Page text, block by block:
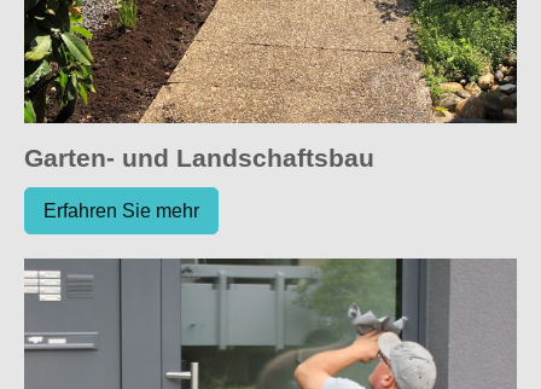
Garten- und Landschaftsbau
Erfahren Sie mehr